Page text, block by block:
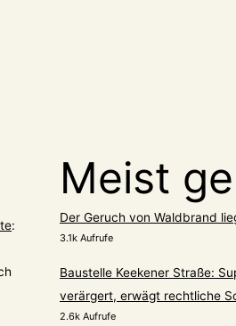
:
Meist
Der Geruch von Waldbrand
3.1k Aufrufe
Baustelle Keekener Straße:
verärgert, erwägt rechtliche
2.6k Aufrufe